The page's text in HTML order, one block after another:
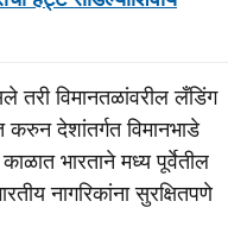
तरी विमानतळांवरील लँडिंग
देशांतर्गत विमानभाडे
भारताने मध्य पूर्वेतील
नागरिकांना सुरक्षितपणे